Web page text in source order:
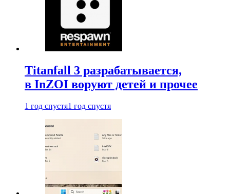
Titanfall 3 разрабатывается,
в InZOI воруют детей и прочее
1 год спустя1 год спустя